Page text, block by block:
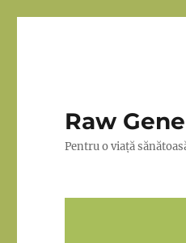
Raw
Pentru o viață